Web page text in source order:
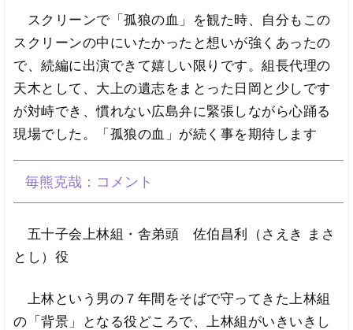
スクリーンで「孤狼の血」を観た時、自分もこの
スクリーンの中にいたかったと想いが強くあったの
で、続編に出演できて嬉しい限りです。組長代理の
天木として、大上の遺志をまとった日岡と少しです
が対峙でき、慣れない広島弁に緊張しながら心踊る
現場でした。「孤狼の血」が続く事を期待します
毎熊克哉：コメント
五十子会上林組・舎弟頭 佐伯昌利（さえき まさ
とし）役
上林という男の７年間をそばで守ってきた上林組
の「背景」となる役どころで、上林組がいきいきし